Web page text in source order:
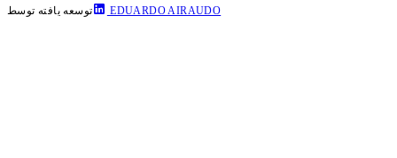
توسعه یافته توسط EDUARDO AIRAUDO